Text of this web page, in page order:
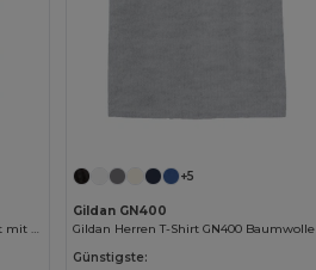
Zweifarbiges technisches T-Shirt mit Bird-Eye-Design (160 g/m²), aus Polyester (100%)
Jetzt konfigurieren!
+5
Gildan GN400
Gildan Herren T-Shirt GN400 Baumwolle
Günstigste: